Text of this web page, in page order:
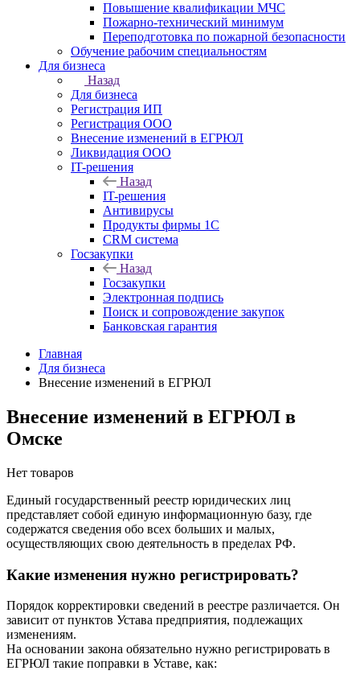
Повышение квалификации МЧС
Пожарно-технический минимум
Переподготовка по пожарной безопасности
Обучение рабочим специальностям
Для бизнеса
Назад
Для бизнеса
Регистрация ИП
Регистрация ООО
Внесение изменений в ЕГРЮЛ
Ликвидация ООО
IT-решения
Назад
IT-решения
Антивирусы
Продукты фирмы 1C
CRM система
Госзакупки
Назад
Госзакупки
Электронная подпись
Поиск и сопровождение закупок
Банковская гарантия
Главная
Для бизнеса
Внесение изменений в ЕГРЮЛ
Внесение изменений в ЕГРЮЛ в
Омске
Нет товаров
Единый государственный реестр юридических лиц
представляет собой единую информационную базу, где
содержатся сведения обо всех больших и малых,
осуществляющих свою деятельность в пределах РФ.
Какие изменения нужно регистрировать?
Порядок корректировки сведений в реестре различается. Он
зависит от пунктов Устава предприятия, подлежащих
изменениям.
На основании закона обязательно нужно регистрировать в
ЕГРЮЛ такие поправки в Уставе, как: